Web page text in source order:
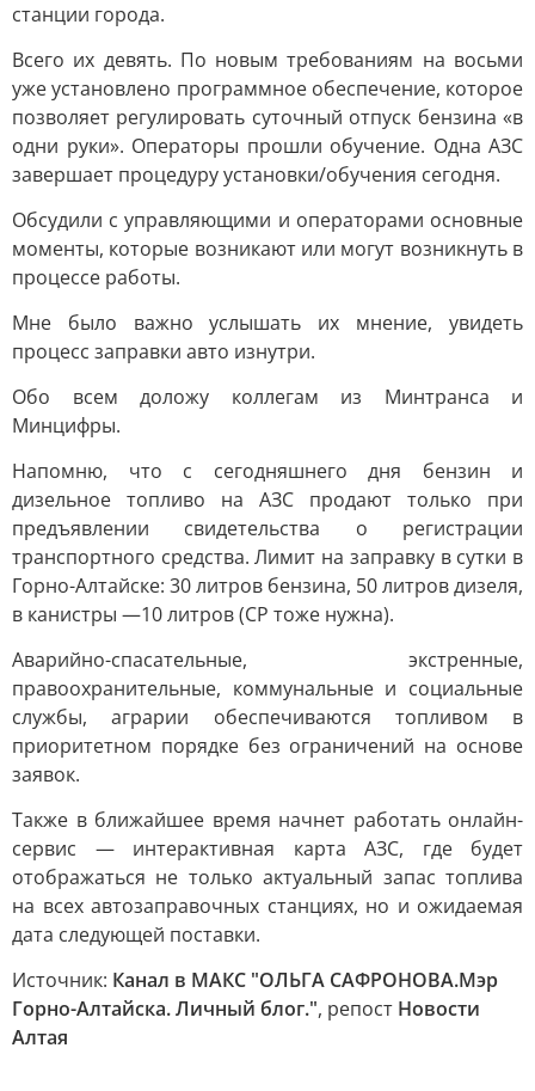
станции города.
Всего их девять. По новым требованиям на восьми
уже установлено программное обеспечение, которое
позволяет регулировать суточный отпуск бензина «в
одни руки». Операторы прошли обучение. Одна АЗС
завершает процедуру установки/обучения сегодня.
Обсудили с управляющими и операторами основные
моменты, которые возникают или могут возникнуть в
процессе работы.
Мне было важно услышать их мнение, увидеть
процесс заправки авто изнутри.
Обо всем доложу коллегам из Минтранса и
Минцифры.
Напомню, что с сегодняшнего дня бензин и
дизельное топливо на АЗС продают только при
предъявлении свидетельства о регистрации
транспортного средства. Лимит на заправку в сутки в
Горно-Алтайске: 30 литров бензина, 50 литров дизеля,
в канистры —10 литров (СР тоже нужна).
Аварийно-спасательные, экстренные,
правоохранительные, коммунальные и социальные
службы, аграрии обеспечиваются топливом в
приоритетном порядке без ограничений на основе
заявок.
Также в ближайшее время начнет работать онлайн-
сервис — интерактивная карта АЗС, где будет
отображаться не только актуальный запас топлива
на всех автозаправочных станциях, но и ожидаемая
дата следующей поставки.
Источник: Канал в МАКС "ОЛЬГА САФРОНОВА.Мэр
Горно-Алтайска. Личный блог.", репост Новости
Алтая